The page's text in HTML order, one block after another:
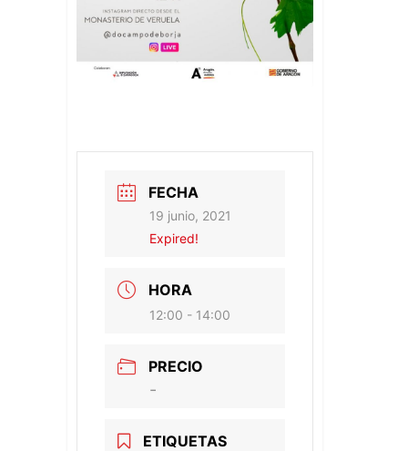
FECHA
19 junio, 2021
Expired!
HORA
12:00 - 14:00
PRECIO
-
ETIQUETAS